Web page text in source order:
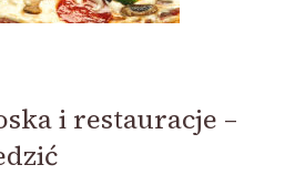
i restauracje –